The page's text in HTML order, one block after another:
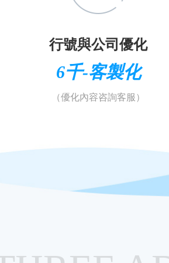
行號與公司優化
6千-客製化
（優化內容咨詢客服）